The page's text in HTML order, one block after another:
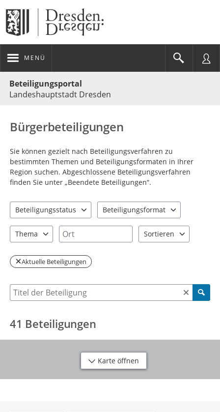
MENÜ
Beteiligungsportal
Landeshauptstadt Dresden
Bürgerbeteiligungen
Sie können gezielt nach Beteiligungsverfahren zu
bestimmten Themen und Beteiligungsformaten in Ihrer
Region suchen. Abgeschlossene Beteiligungsverfahren
finden Sie unter „Beendete Beteiligungen“.
Beteiligungsstatus
Beteiligungsformat
Thema
Ort
Sortieren
Aktuelle Beteiligungen
Suche nach Beteiligung
41 Beteiligungen
Karte öffnen